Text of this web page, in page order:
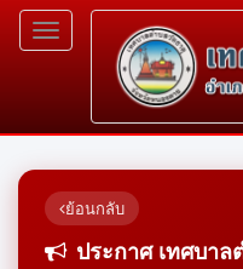
Toggle
navigation
ย้อนกลับ
ประกาศ เทศบา